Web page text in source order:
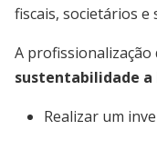
fiscais, societários e
A
sustentabilidade a
Realizar um